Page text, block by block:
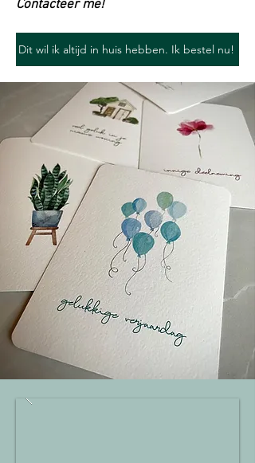
Contacteer me!
Dit wil ik altijd in huis hebben. Ik bestel nu!